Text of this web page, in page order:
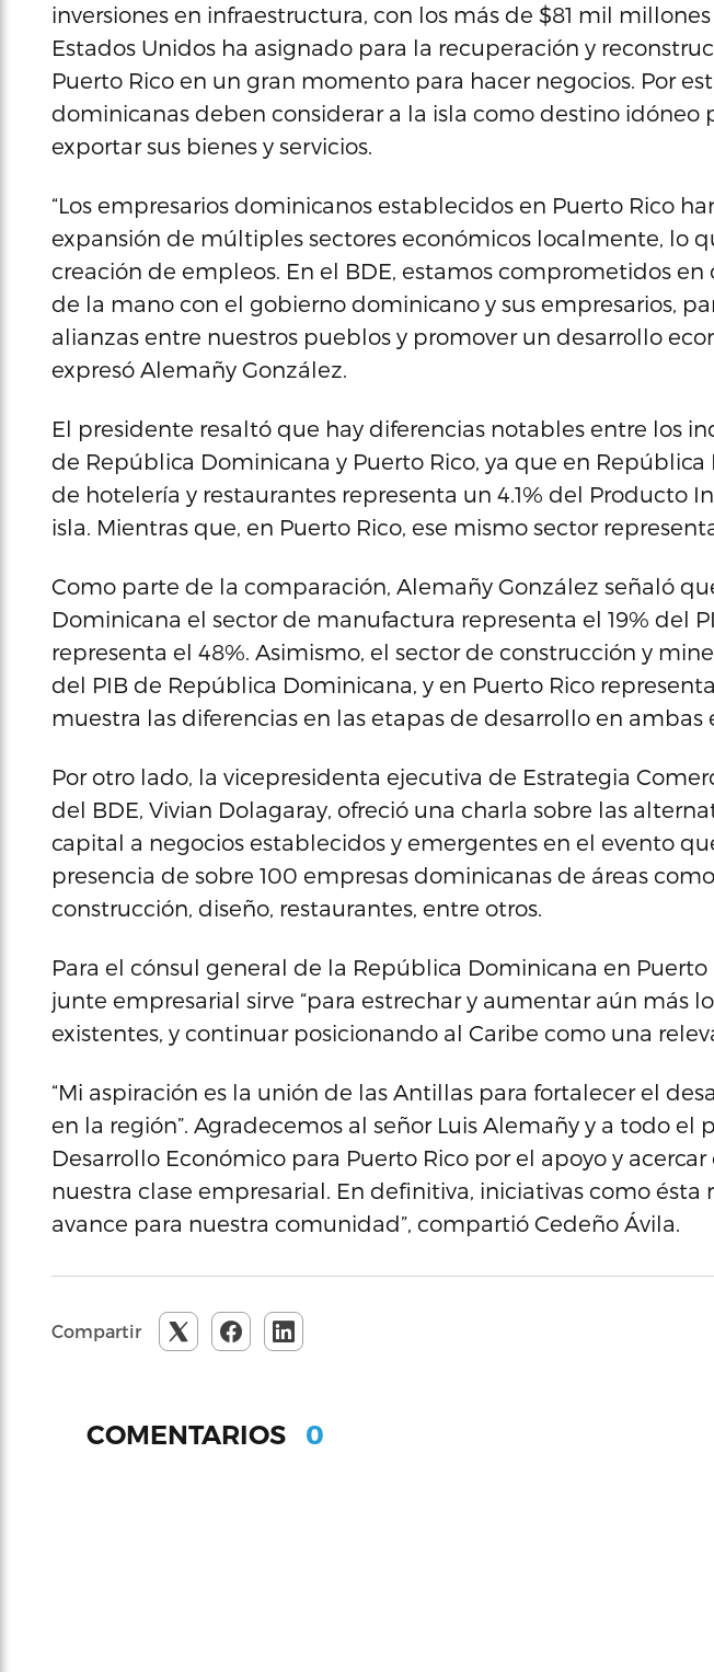
inversiones en infraestructura, con los más de $81 mil
Estados Unidos ha asignado para la recuperación y
Puerto Rico en un gran momento para hacer negocios. Por
dominicanas deben considerar a la isla como destino idóneo
exportar sus bienes y servicios.
“Los empresarios dominicanos establecidos en Puerto Rico
expansión de múltiples sectores económicos localmente, lo
creación de empleos. En el BDE, estamos comprometidos
de la mano con el gobierno dominicano y sus empresarios,
alianzas entre nuestros pueblos y promover un desarrollo
expresó Alemañy González.
El presidente resaltó que hay diferencias notables entre los
de República Dominicana y Puerto Rico, ya que en
de hotelería y restaurantes representa un 4.1% del Producto
isla. Mientras que, en Puerto Rico, ese mismo sector
Como parte de la comparación, Alemañy González señaló
Dominicana el sector de manufactura representa el 19% del
representa el 48%. Asimismo, el sector de construcción y
del PIB de República Dominicana, y en Puerto Rico
muestra las diferencias en las etapas de desarrollo en ambas
Por otro lado, la vicepresidenta ejecutiva de Estrategia
del BDE, Vivian Dolagaray, ofreció una charla sobre las
capital a negocios establecidos y emergentes en el evento
presencia de sobre 100 empresas dominicanas de áreas
construcción, diseño, restaurantes, entre otros.
Para el cónsul general de la República Dominicana en Puerto
junte empresarial sirve “para estrechar y aumentar aún más
existentes, y continuar posicionando al Caribe como una
“Mi aspiración es la unión de las Antillas para fortalecer el
en la región”. Agradecemos al señor Luis Alemañy y a todo el
Desarrollo Económico para Puerto Rico por el apoyo y acercar
nuestra clase empresarial. En definitiva, iniciativas como ésta
avance para nuestra comunidad”, compartió Cedeño Ávila.
Compartir
COMENTARIOS 0